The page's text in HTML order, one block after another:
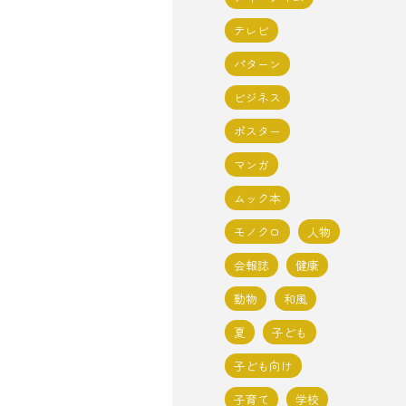
テレビ
パターン
ビジネス
ポスター
マンガ
ムック本
モノクロ
人物
会報誌
健康
動物
和風
夏
子ども
子ども向け
子育て
学校